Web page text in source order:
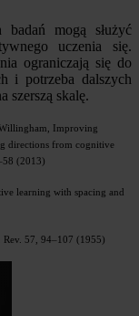
mogą służyć
uczenia się.
ograniczają się do
i potrzeba dalszych
szerszą skalę.
Improving
directions from cognitive
(2013)
learning with spacing and
Rev. 57, 94–107 (1955)